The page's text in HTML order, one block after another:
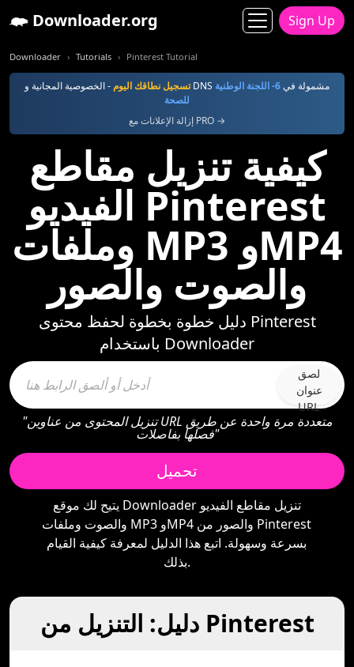
Downloader.org Sign Up
Downloader Tutorials Pinterest Tutorial
تسجيل نطاقك اليوم - الخصوصية المجانية و DNS مشمولة في 6- اللجنة الوطنية
للصحة
إزالة الإعلانات مع PRO →
كيفية تنزيل مقاطع
الفيديو Pinterest
وملفات MP3 وMP4
والصوت والصور
دليل خطوة بخطوة لحفظ محتوى Pinterest
باستخدام Downloader
لصق
عنوان
URL
"تنزيل المحتوى من عناوين URL متعددة مرة واحدة عن طريق
فصلها بفاصلات"
تحميل
يتيح لك موقع Downloader تنزيل مقاطع الفيديو
والصوت وملفات MP3 وMP4 والصور من Pinterest
بسرعة وسهولة. اتبع هذا الدليل لمعرفة كيفية القيام
بذلك.
دليل: التنزيل من Pinterest